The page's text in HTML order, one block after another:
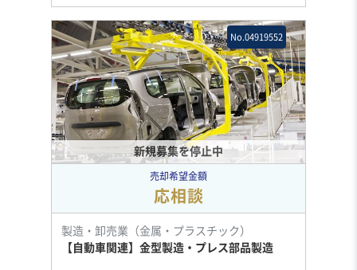
新規募集を停止中
No.04919552
売却希望金額
応相談
製造・卸売業（金属・プラスチック）
【自動車関連】金型製造・プレス部品製造